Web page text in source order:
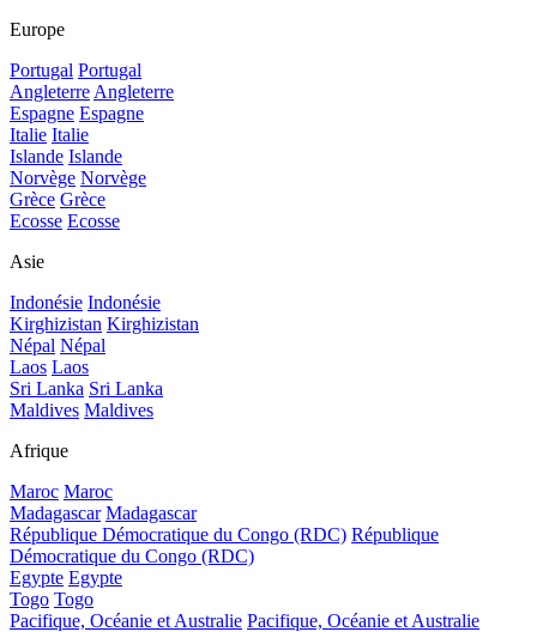
Europe
Portugal Portugal
Angleterre Angleterre
Espagne Espagne
Italie Italie
Islande Islande
Norvège Norvège
Grèce Grèce
Ecosse Ecosse
Asie
Indonésie Indonésie
Kirghizistan Kirghizistan
Népal Népal
Laos Laos
Sri Lanka Sri Lanka
Maldives Maldives
Afrique
Maroc Maroc
Madagascar Madagascar
République Démocratique du Congo (RDC) République
Démocratique du Congo (RDC)
Egypte Egypte
Togo Togo
Pacifique, Océanie et Australie Pacifique, Océanie et Australie